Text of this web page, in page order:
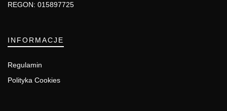
REGON: 015897725
INFORMACJE
Regulamin
Polityka Cookies